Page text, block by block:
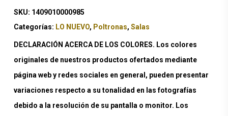
SKU: 1409010000985
Categorías: LO NUEVO, Poltronas, Salas
DECLARACIÓN ACERCA DE LOS COLORES. Los colores
originales de nuestros productos ofertados mediante
página web y redes sociales en general, pueden presentar
variaciones respecto a su tonalidad en las fotografías
debido a la resolución de su pantalla o monitor. Los